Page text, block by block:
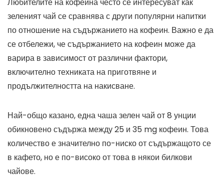
зеленият чай се сравнява с други популярни напитки
по отношение на съдържанието на кофеин. Важно е да
се отбележи, че съдържанието на кофеин може да
варира в зависимост от различни фактори,
включително техниката на приготвяне и
продължителността на накисване.
Най-общо казано, една чаша зелен чай от 8 унции
обикновено съдържа между 25 и 35 mg кофеин. Това
количество е значително по-ниско от съдържащото се
в кафето, но е по-високо от това в някои билкови
чайове.